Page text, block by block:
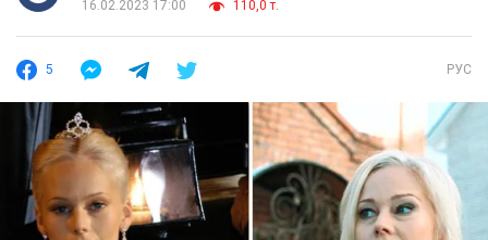
16.02.2023 17:00
110,0 т.
5 РУС